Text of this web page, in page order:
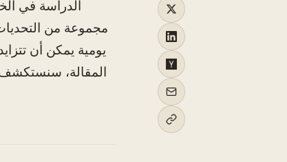
الدراسة في
مجموعة من
يومية يمكن أن
المقالة، سنستكشف